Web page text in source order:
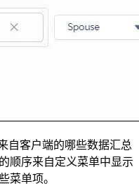
自客户端的哪些数据汇总
顺序来自定义菜单中显示
菜单项。